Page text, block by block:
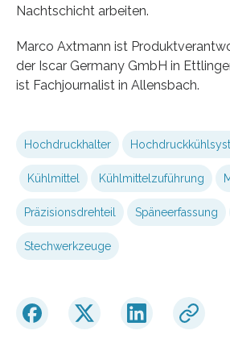
Nachtschicht arbeiten.
Marco Axtmann ist
der Iscar Germany GmbH in
ist Fachjournalist in Allensbach.
Hochdruckhalter
Kühlmittel Kühlmittelzuführung
Präzisionsdrehteil Späneerfassung
Stechwerkzeuge